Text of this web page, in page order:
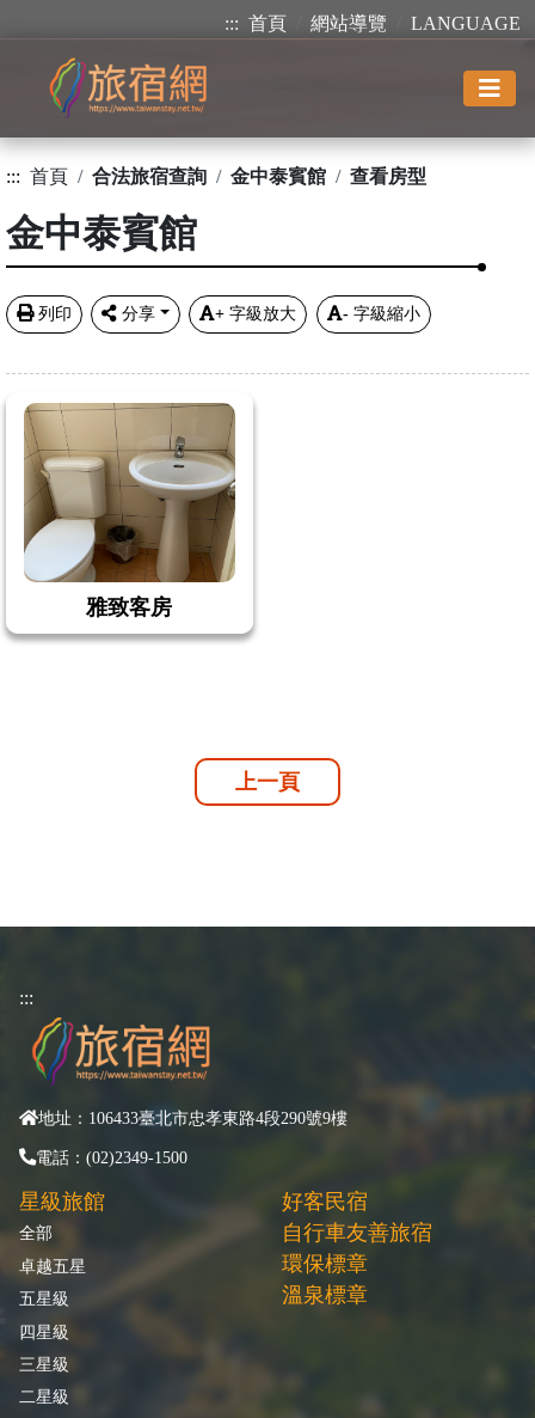
::: 首頁 網站導覽 LANGUAGE
::: 首頁 合法旅宿查詢 金中泰賓館 查看房型
金中泰賓館
列印 分享 + 字級放大 - 字級縮小
雅致客房
上一頁
:::
地址：106433臺北市忠孝東路4段290號9樓
電話：(02)2349-1500
星級旅館
全部
卓越五星
五星級
四星級
三星級
二星級
好客民宿
自行車友善旅宿
環保標章
溫泉標章